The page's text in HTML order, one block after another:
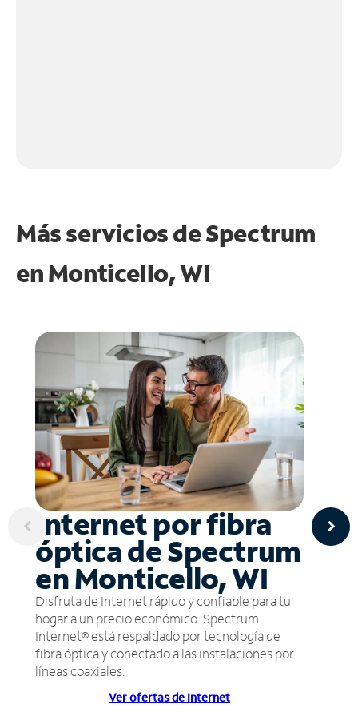
Más servicios de Spectrum
enMonticello, WI
Internet por fibra
óptica de Spectrum
en Monticello, WI
Disfruta de Internet rápido y confiable para tu
hogar a un precio económico. Spectrum
Internet® está respaldado por tecnología de
fibra óptica y conectado a las instalaciones por
líneas coaxiales.
Ver ofertas de Internet